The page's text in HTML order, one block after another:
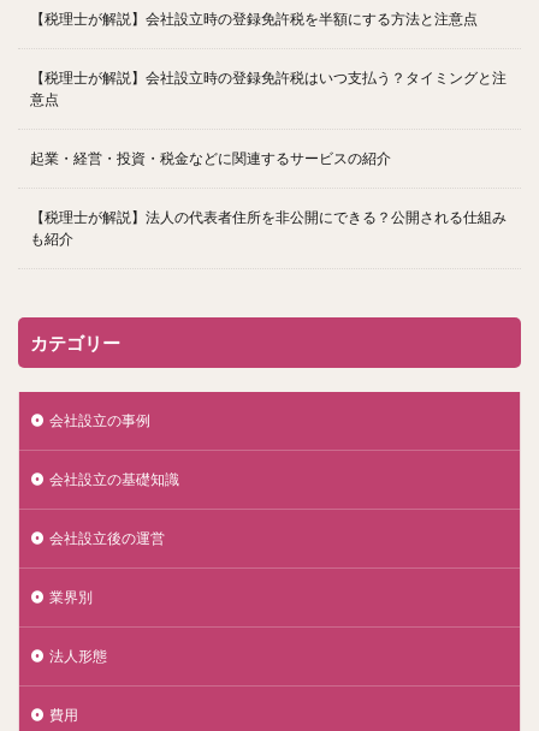
【税理士が解説】会社設立時の登録免許税を半額にする方法と注意点
【税理士が解説】会社設立時の登録免許税はいつ支払う？タイミングと注
意点
起業・経営・投資・税金などに関連するサービスの紹介
【税理士が解説】法人の代表者住所を非公開にできる？公開される仕組み
も紹介
カテゴリー
会社設立の事例
会社設立の基礎知識
会社設立後の運営
業界別
法人形態
費用